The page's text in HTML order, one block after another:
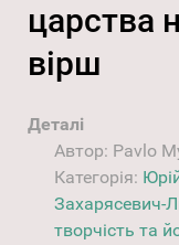
царства
вірш
Деталі
Автор: Pavlo
Категорія:
Захарясевич-
творчість та